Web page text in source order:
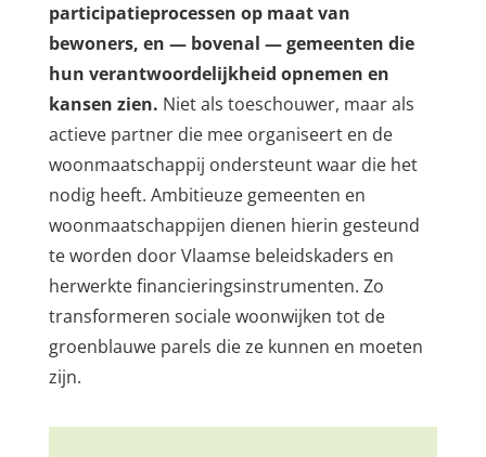
participatieprocessen op maat van
bewoners, en — bovenal — gemeenten die
hun verantwoordelijkheid opnemen en
kansen zien. Niet als toeschouwer, maar als
actieve partner die mee organiseert en de
woonmaatschappij ondersteunt waar die het
nodig heeft. Ambitieuze gemeenten en
woonmaatschappijen dienen hierin gesteund
te worden door Vlaamse beleidskaders en
herwerkte financieringsinstrumenten. Zo
transformeren sociale woonwijken tot de
groenblauwe parels die ze kunnen en moeten
zijn.